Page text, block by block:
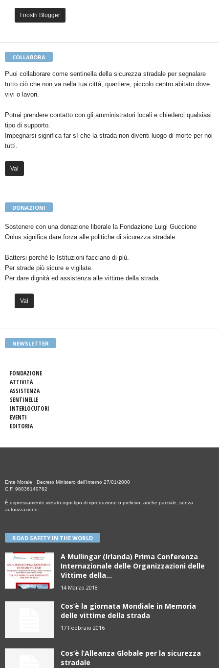
I nostri Blogger
COLLABORA
Puoi collaborare come sentinella della sicurezza stradale per segnalare
tutto ciò che non va nella tua città, quartiere, piccolo centro abitato dove
vivi o lavori.
Potrai prendere contatto con gli amministratori locali e chiederci qualsiasi
tipo di supporto.
Impegnarsi significa far sì che la strada non diventi luogo di morte per noi
tutti.
Vai
DONAZIONI
Sostenere con una donazione liberale la Fondazione Luigi Guccione
Onlus significa dare forza alle politiche di sicurezza stradale.
Battersi perchè le Istituzioni facciano di più.
Per strade più sicure e vigilate.
Per dare dignità ed assistenza alle vittime della strada.
Vai
NEWSLETTER
FONDAZIONE
ATTIVITÀ
ASSISTENZA
SENTINELLE
INTERLOCUTORI
EVENTI
EDITORIA
Ente Morale · Decreto Ministero dell’Interno 27/01/2000
C.F. 98036140782
È espressamente vietato ogni tipo di riproduzione o prelievo, anche parziale, senza
autorizzazione.
ROAD SAFETY IN THE WORLD
A Mullingar (Irlanda) Prima Conferenza
Internazionale delle Organizzazioni delle
Vittime della...
14 Marzo 2018
Cos’è la giornata Mondiale in Memoria
delle vittime della strada
17 Febbraio 2016
Cos’è l’Alleanza Globale per la sicurezza
stradale